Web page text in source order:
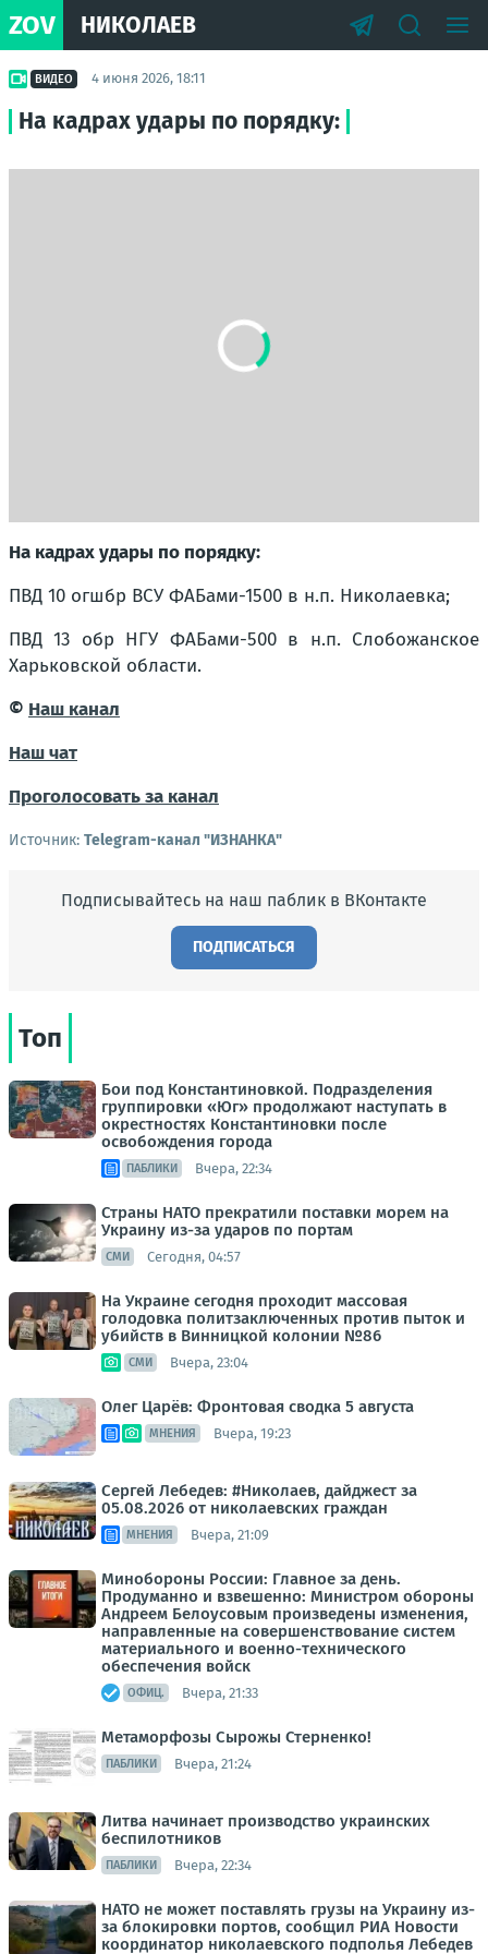
ZOV НИКОЛАЕВ
ВИДЕО 4 июня 2026, 18:11
На кадрах удары по порядку:
На кадрах удары по порядку:
ПВД 10 огшбр ВСУ ФАБами-1500 в н.п. Николаевка;
ПВД 13 обр НГУ ФАБами-500 в н.п. Слобожанское
Харьковской области.
© Наш канал
Наш чат
Проголосовать за канал
Источник: Telegram-канал "ИЗНАНКА"
Подписывайтесь на наш паблик в ВКонтакте
ПОДПИСАТЬСЯ
Топ
Бои под Константиновкой. Подразделения
группировки «Юг» продолжают наступать в
окрестностях Константиновки после
освобождения города
ПАБЛИКИ Вчера, 22:34
Страны НАТО прекратили поставки морем на
Украину из-за ударов по портам
СМИ Сегодня, 04:57
На Украине сегодня проходит массовая
голодовка политзаключенных против пыток и
убийств в Винницкой колонии №86
СМИ Вчера, 23:04
Олег Царёв: Фронтовая сводка 5 августа
МНЕНИЯ Вчера, 19:23
Сергей Лебедев: #Николаев, дайджест за
05.08.2026 от николаевских граждан
МНЕНИЯ Вчера, 21:09
Минобороны России: Главное за день.
Продуманно и взвешенно: Министром обороны
Андреем Белоусовым произведены изменения,
направленные на совершенствование систем
материального и военно-технического
обеспечения войск
ОФИЦ. Вчера, 21:33
Метаморфозы Сырожы Стерненко!
ПАБЛИКИ Вчера, 21:24
Литва начинает производство украинских
беспилотников
ПАБЛИКИ Вчера, 22:34
НАТО не может поставлять грузы на Украину из-
за блокировки портов, сообщил РИА Новости
координатор николаевского подполья Лебедев